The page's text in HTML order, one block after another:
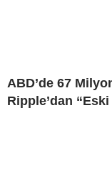
ABD’de 67
Ripple’dan “Eski